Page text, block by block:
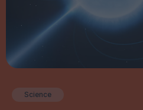
Science